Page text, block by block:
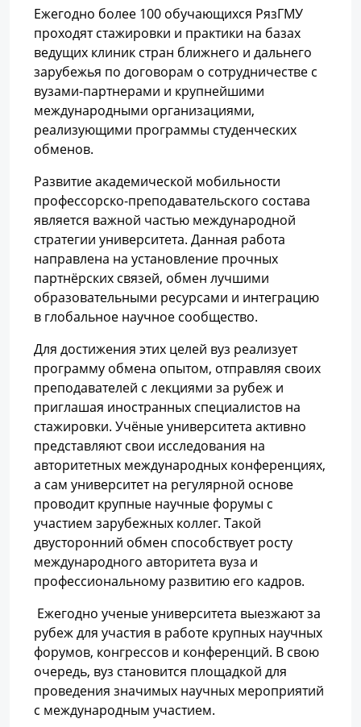
Ежегодно более 100 обучающихся РязГМУ
проходят стажировки и практики на базах
ведущих клиник стран ближнего и дальнего
зарубежья по договорам о сотрудничестве с
вузами-партнерами и крупнейшими
международными организациями,
реализующими программы студенческих
обменов.
Развитие академической мобильности
профессорско-преподавательского состава
является важной частью международной
стратегии университета. Данная работа
направлена на установление прочных
партнёрских связей, обмен лучшими
образовательными ресурсами и интеграцию
в глобальное научное сообщество.
Для достижения этих целей вуз реализует
программу обмена опытом, отправляя своих
преподавателей с лекциями за рубеж и
приглашая иностранных специалистов на
стажировки. Учёные университета активно
представляют свои исследования на
авторитетных международных конференциях,
а сам университет на регулярной основе
проводит крупные научные форумы с
участием зарубежных коллег. Такой
двусторонний обмен способствует росту
международного авторитета вуза и
профессиональному развитию его кадров.
Ежегодно ученые университета выезжают за
рубеж для участия в работе крупных научных
форумов, конгрессов и конференций. В свою
очередь, вуз становится площадкой для
проведения значимых научных мероприятий
с международным участием.